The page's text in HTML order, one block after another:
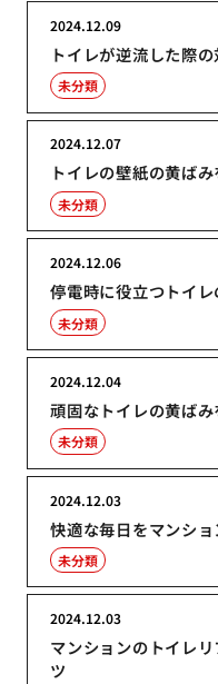
トイレが逆流した際
2024.12.09
未分類
トイレの壁紙の黄ば
2024.12.07
未分類
停電時に役立つトイ
2024.12.06
未分類
頑固なトイレの黄ば
2024.12.04
未分類
快適な毎日をマンシ
2024.12.03
未分類
マンションのトイレ
ツ
2024.12.03